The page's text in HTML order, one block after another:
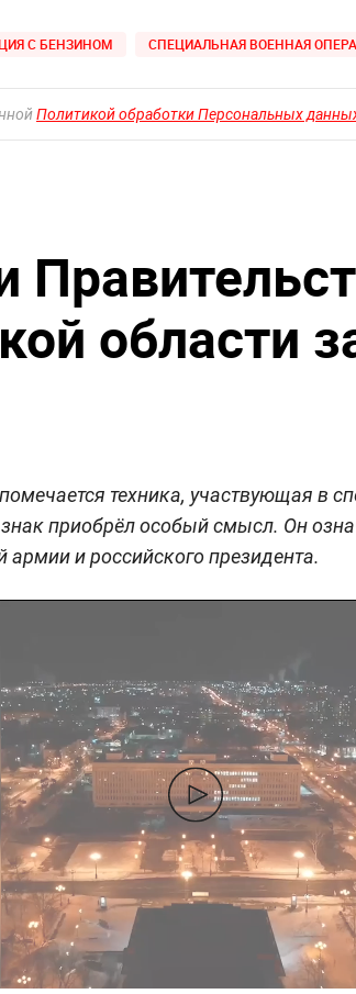
С БЕНЗИНОМ СПЕЦИАЛЬНАЯ ВОЕННАЯ
Политикой обработки Персональных
области
техника, участвующая в
знак приобрёл особый смысл. Он
армии и российского президента.